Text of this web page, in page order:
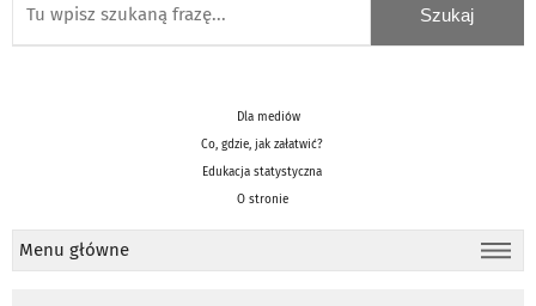
Dla mediów
Co, gdzie, jak załatwić?
Edukacja statystyczna
O stronie
Menu główne